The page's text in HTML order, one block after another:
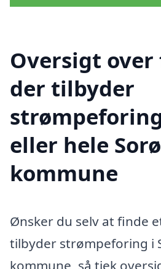
Oversigt
der tilbyder
eller hele Sorø
kommune
Ønsker du selv at finde
tilbyder strømpeforing i
kommune, så tjek